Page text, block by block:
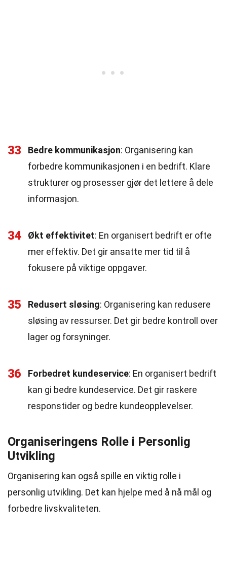
33 Bedre kommunikasjon: Organisering kan
forbedre kommunikasjonen i en bedrift. Klare
strukturer og prosesser gjør det lettere å dele
informasjon.
34 Økt effektivitet: En organisert bedrift er ofte
mer effektiv. Det gir ansatte mer tid til å
fokusere på viktige oppgaver.
35 Redusert sløsing: Organisering kan redusere
sløsing av ressurser. Det gir bedre kontroll over
lager og forsyninger.
36 Forbedret kundeservice: En organisert bedrift
kan gi bedre kundeservice. Det gir raskere
responstider og bedre kundeopplevelser.
Organiseringens Rolle i Personlig
Utvikling
Organisering kan også spille en viktig rolle i
personlig utvikling. Det kan hjelpe med å nå mål og
forbedre livskvaliteten.